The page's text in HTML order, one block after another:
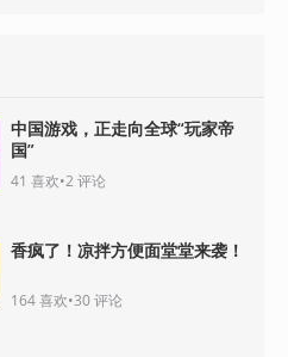
中国游戏，正走向全球“玩家帝
国”
41 喜欢•2 评论
香疯了！凉拌方便面堂堂来袭！
164喜欢•30评论